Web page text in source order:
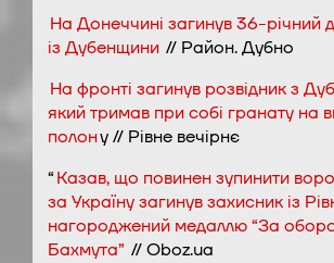
На Донеччині загинув 36-річний
із Дубенщини // Район. Дубно
На фронті загинув розвідник з
який тримав при собі гранату на
полону // Рівне вечірнє
“Казав, що повинен зупинити
за Україну загинув захисник із
нагороджений медаллю “За
Бахмута” // Oboz.ua